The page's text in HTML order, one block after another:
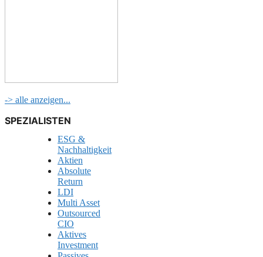
-> alle anzeigen...
SPEZIALISTEN
ESG &
Nachhaltigkeit
Aktien
Absolute
Return
LDI
Multi Asset
Outsourced
CIO
Aktives
Investment